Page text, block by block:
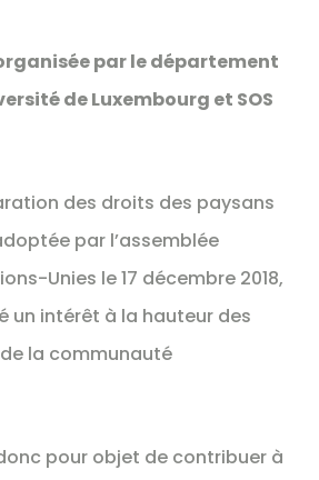
par le département
de Luxembourg et SOS
des droits des paysans
par l’assemblée
Unies le 17 décembre 2018,
un intérêt à la hauteur des
la communauté
pour objet de contribuer à